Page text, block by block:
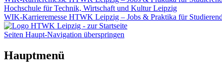
Hochschule für Technik, Wirtschaft und Kultur Leipzig
WIK-Karrieremesse HTWK Leipzig – Jobs & Praktika für
Seiten Haupt-Navigation überspringen
Hauptmenü